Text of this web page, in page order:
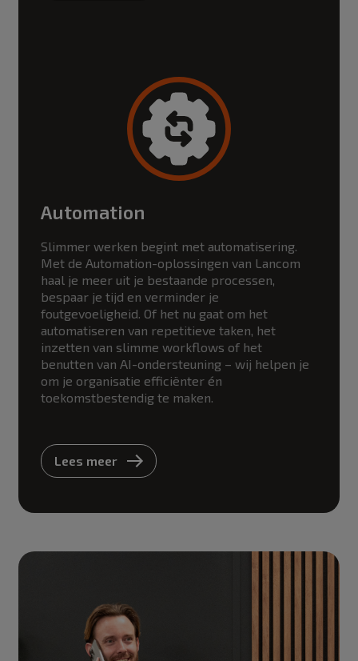
Automation
Slimmer werken begint met automatisering.
Met de Automation-oplossingen van Lancom
haal je meer uit je bestaande processen,
bespaar je tijd en verminder je
foutgevoeligheid. Of het nu gaat om het
automatiseren van repetitieve taken, het
inzetten van slimme workflows of het
benutten van AI-ondersteuning – wij helpen je
om je organisatie efficiënter én
toekomstbestendig te maken.
Lees meer